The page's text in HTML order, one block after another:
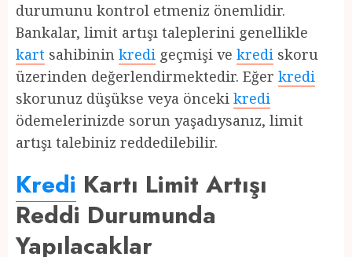
durumunu kontrol etmeniz önemlidir.
Bankalar, limit artışı taleplerini genellikle
kart sahibinin kredi geçmişi ve kredi skoru
üzerinden değerlendirmektedir. Eğer kredi
skorunuz düşükse veya önceki kredi
ödemelerinizde sorun yaşadıysanız, limit
artışı talebiniz reddedilebilir.
Kredi Kartı Limit Artışı
Reddi Durumunda
Yapılacaklar